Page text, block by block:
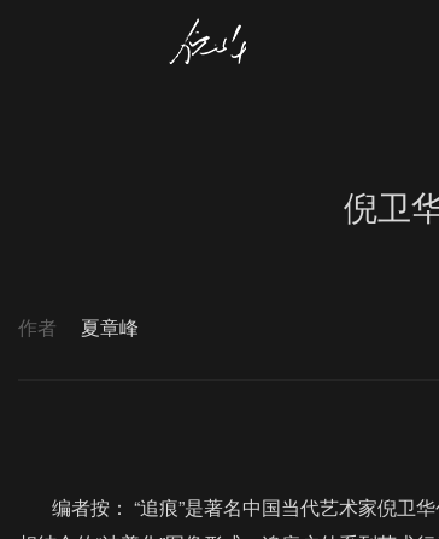
倪卫
作者 夏章峰
编者按： “追痕”是著名中国当代艺术家倪卫